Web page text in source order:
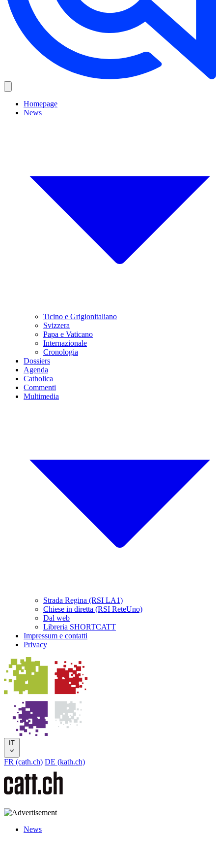
Homepage
News
Ticino e Grigionitaliano
Svizzera
Papa e Vaticano
Internazionale
Cronologia
Dossiers
Agenda
Catholica
Commenti
Multimedia
Strada Regina (RSI LA1)
Chiese in diretta (RSI ReteUno)
Dal web
Libreria SHORTCATT
Impressum e contatti
Privacy
IT
FR (cath.ch) DE (kath.ch)
News